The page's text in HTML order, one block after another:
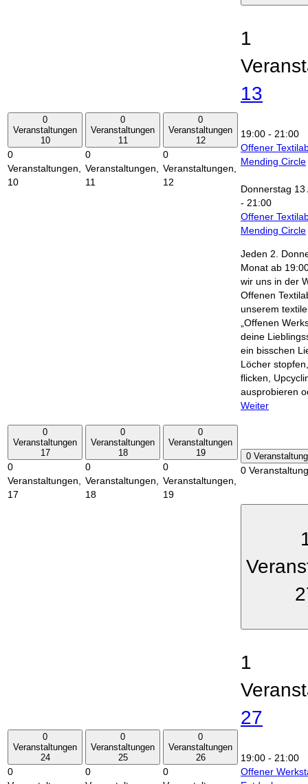
0
Veranstaltungen
10
0
Veranstaltungen,
10
0
Veranstaltungen
11
0
Veranstaltungen,
11
0
Veranstaltungen
12
0
Veranstaltungen,
12
1
13
19:00 - 21:00
Offener
Mending Circle
Donnerstag
- 21:00
Offener
Mending Circle
Jeden 2.
Monat ab
wir uns in der
Offenen
unserem
„Offenen
deine
ein bisschen
Löcher
flicken,
ausprobieren
Weiter
0
Veranstaltungen
17
0
Veranstaltungen,
17
0
Veranstaltungen
18
0
Veranstaltungen,
18
0
Veranstaltungen
19
0
Veranstaltungen,
19
0
0
0
Veranstaltungen
24
0
0
Veranstaltungen
25
0
0
Veranstaltungen
26
0
1
27
19:00 - 21:00
Offener